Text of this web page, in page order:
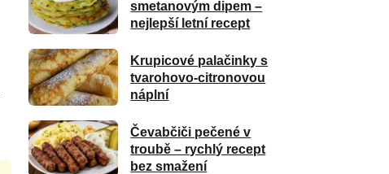
smetanovým dipem –
nejlepší letní recept
Krupicové palačinky s
tvarohovo-citronovou
náplní
Čevabčiči pečené v
troubě – rychlý recept
bez smažení